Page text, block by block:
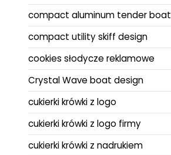
compact aluminum tender boat
compact utility skiff design
cookies słodycze reklamowe
Crystal Wave boat design
cukierki krówki z logo
cukierki krówki z logo firmy
cukierki krówki z nadrukiem